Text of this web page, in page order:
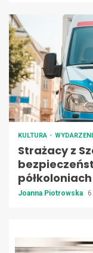
KULTURA
Strażacy z
półkoloniach
Joanna Piotrowska